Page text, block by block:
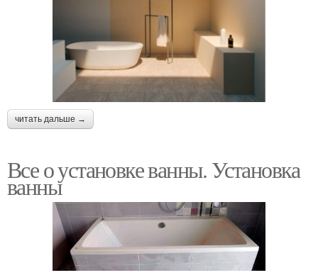
читать дальше →
Все о установке ванны. Установка
ванны